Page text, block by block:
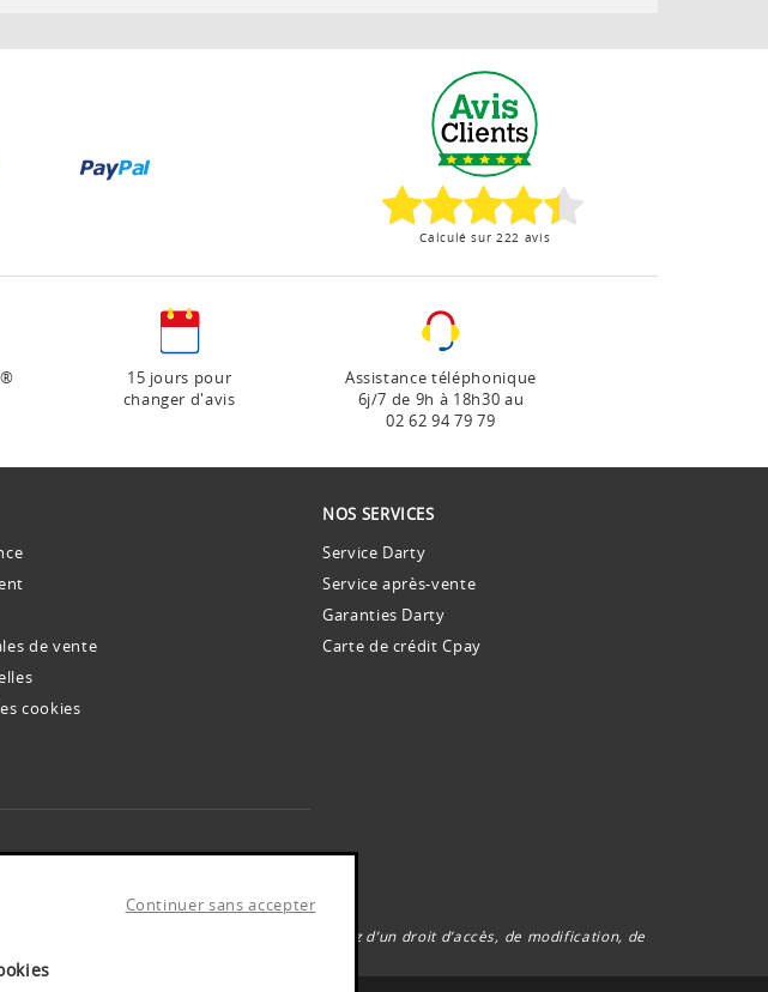
Continuer sans accepter
Calculé sur 222 avis
15 jours pour
changer d'avis
Assistance téléphonique
6j/7 de 9h à 18h30 au
02 62 94 79 79
de vente
cookies
NOS SERVICES
Service Darty
Service après-vente
Garanties Darty
Carte de crédit Cpay
2016/679 du 27 avril 2016, vous disposez d’un droit d’accès, de modification, de